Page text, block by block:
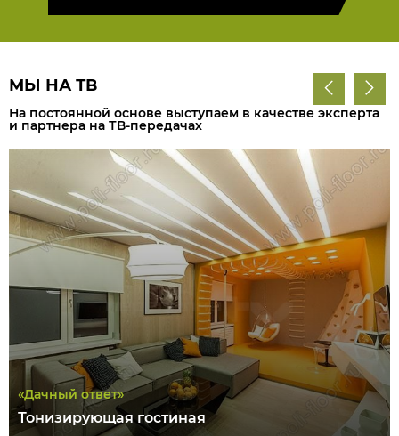
МЫ НА ТВ
На постоянной основе выступаем в качестве эксперта
и партнера на ТВ-передачах
«Дачный ответ»
Тонизирующая гостиная